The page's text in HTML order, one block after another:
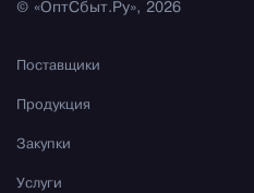
© «ОптСбыт.Ру», 2026
Поставщики
Продукция
Закупки
Услуги